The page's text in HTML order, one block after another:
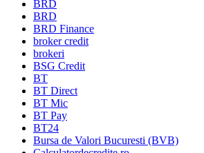
BRD
BRD
BRD Finance
broker credit
brokeri
BSG Credit
BT
BT Direct
BT Mic
BT Pay
BT24
Bursa de Valori Bucuresti (BVB)